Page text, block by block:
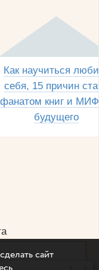
Как научиться
себя, 15 причин
фанатом книг и
будущего
сайт